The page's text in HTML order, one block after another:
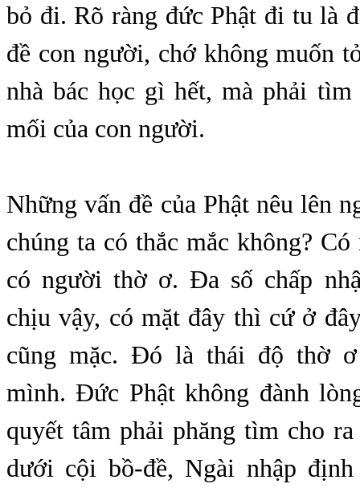
bỏ đi. Rõ ràng đức Phật đi tu là
đề con người, chớ không muốn
nhà bác học gì hết, mà phải tìm
mối của con người.
Những vấn đề của Phật nêu lên
chúng ta có thắc mắc không?
có người thờ ơ. Đa số chấp
chịu vậy, có mặt đây thì cứ ở
cũng mặc. Đó là thái độ thờ ơ
mình. Đức Phật không đành
quyết tâm phải phăng tìm cho
dưới cội bồ-đề, Ngài nhập